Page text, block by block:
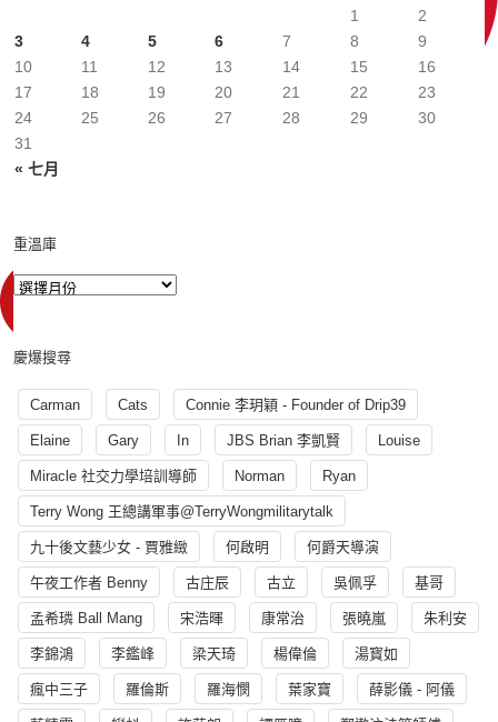
« 七月
1
2
3
4 5 6 7 8
9
10
11 12 13 14 15
16
17
18 19 20 21 22
23
24
25 26 27 28 29
30
31
重溫庫
慶爆搜尋
Carman Cats Connie 李玥穎 - Founder of Drip39
Elaine Gary In JBS Brian 李凱賢 Louise
Miracle 社交力學培訓導師 Norman Ryan
Terry Wong 王總講軍事@TerryWongmilitarytalk
九十後文藝少女 - 賈雅緻 何啟明 何爵天導演
午夜工作者 Benny 古庄辰 古立 吳佩孚 基哥
孟希璘 Ball Mang 宋浩暉 康常治 張曉嵐 朱利安
李錦鴻 李鑑峰 梁天琦 楊偉倫 湯寳如
瘋中三子 羅倫斯 羅海憫 葉家寶 薛影儀 - 阿儀